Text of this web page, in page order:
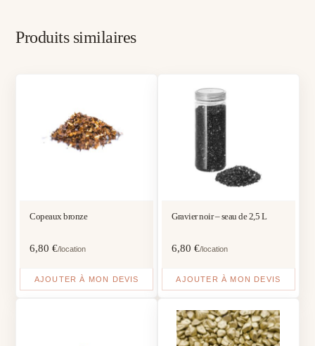
Produits similaires
Copeaux bronze
6,80€/location
AJOUTER À MON DEVIS
Gravier noir – seau de 2,5 L
6,80 €/location
AJOUTER À MON DEVIS